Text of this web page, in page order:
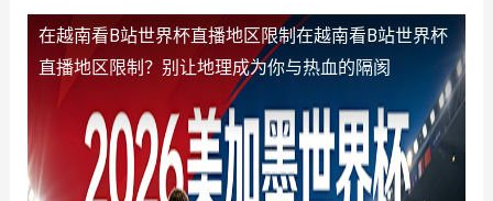
在越南看B站世界杯直播地区限制在越南看B站世界杯
直播地区限制？别让地理成为你与热血的隔阂